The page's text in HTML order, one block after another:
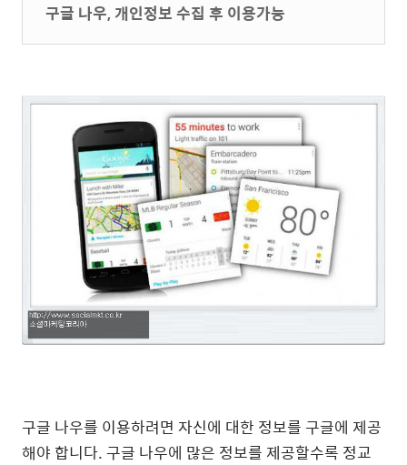
구글 나우, 개인정보 수집 후 이용가능
구글 나우를 이용하려면 자신에 대한 정보를 구글에 제공
해야 합니다. 구글 나우에 많은 정보를 제공할수록 정교